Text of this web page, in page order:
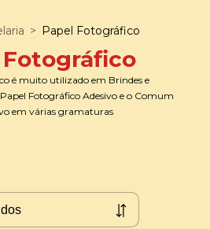
> Papel Fotográfico
Fotográfico
é muito utilizado em Brindes e
Fotográfico Adesivo e o Comum
em várias gramaturas